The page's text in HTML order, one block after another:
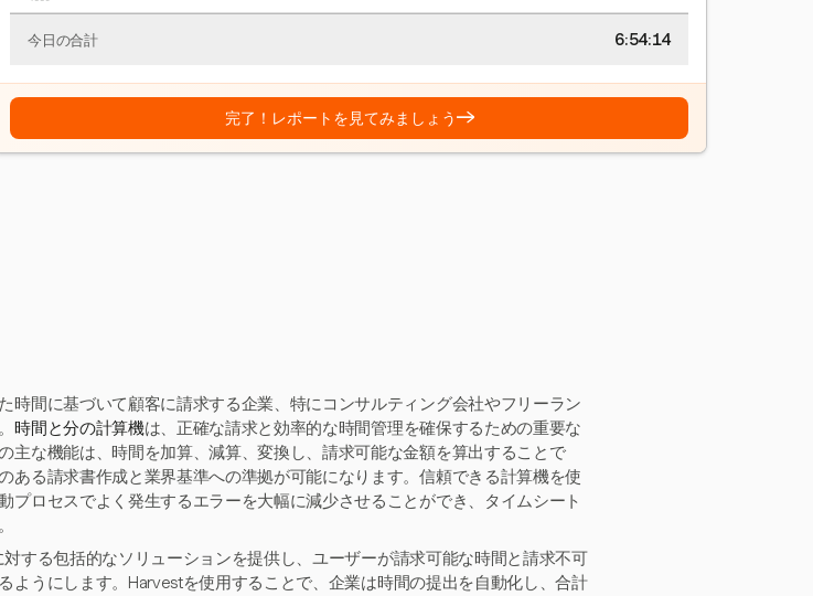
今日の合計 6:54:15
完了！レポートを見てみましょう→
時間に基づいて顧客に請求する企業、特にコンサルティング会社やフリーラン
時間と分の計算機は、正確な請求と効率的な時間管理を確保するための重要な
主な機能は、時間を加算、減算、変換し、請求可能な金額を算出することで
ある請求書作成と業界基準への準拠が可能になります。信頼できる計算機を使
プロセスでよく発生するエラーを大幅に減少させることができ、タイムシート
する包括的なソリューションを提供し、ユーザーが請求可能な時間と請求不可
ようにします。Harvestを使用することで、企業は時間の提出を自動化し、合計